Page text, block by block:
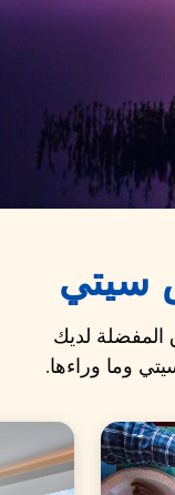
سيتي
المفضلة لديك
وما وراءها.